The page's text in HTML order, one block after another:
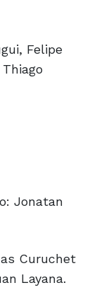
Felipe
Jonatan
Curuchet
Layana.